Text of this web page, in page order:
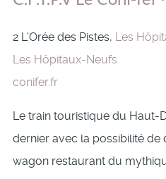
2 L'Orée des Pistes, Les
Les Hôpitaux-Neufs
conifer.fr
Le train touristique du Haut-
dernier avec la possibilité
wagon restaurant du